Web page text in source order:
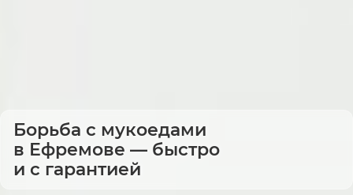
Борьба с мукоедами
в Ефремове — быстро
и с гарантией